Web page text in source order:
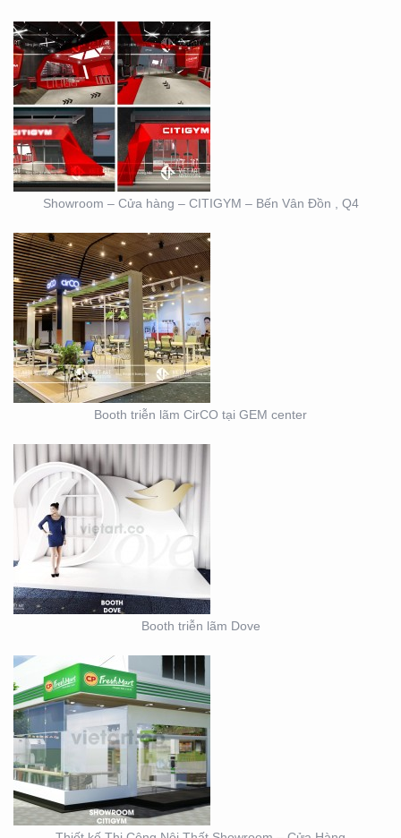
Showroom – Cửa hàng – CITIGYM – Bến Vân Đồn , Q4
BOOTH TRIỄN LÃM
CIRCO TẠI GEM
CENTER
Booth triễn lãm CirCO tại GEM center
BOOTH TRIỄN LÃM
DOVE
Booth triễn lãm Dove
THIẾT KẾ THI CÔNG
NỘI THẤT SHOWROOM
– CỬA HÀNG
THIẾT KẾ KIOSK TRÀ
SỮA EASY LIFE